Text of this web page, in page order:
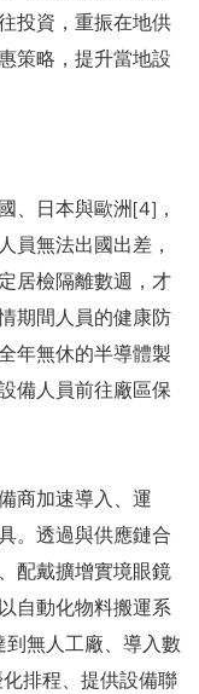
投資，重振在地供
策略，提升當地設
、日本與歐洲[4]，
員無法出國出差，
居檢隔離數週，才
期間人員的健康防
年無休的半導體製
備人員前往廠區保
商加速導入、運
。透過與供應鏈合
配戴擴增實境眼鏡
自動化物料搬運系
到無人工廠、導入數
排程、提供設備聯